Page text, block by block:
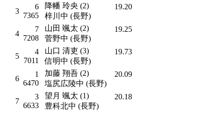
3
6
7365
降幡 玲央 (2)
梓川中 (長野)
19.20
4
7
7208
山田 颯太 (2)
菅野中 (長野)
19.25
5
4
7011
山口 清吏 (3)
信明中 (長野)
19.73
6
1
6470
加藤 翔吾 (2)
塩尻広陵中 (長野)
20.09
7
3
6633
望月 颯太 (1)
豊科北中 (長野)
20.18